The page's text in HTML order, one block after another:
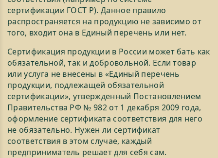
сертификации ГОСТ Р). Данное правило
распространяется на продукцию не зависимо от
того, входит она в Единый перечень или нет.
Сертификация продукции в России может бать как
обязательной, так и добровольной. Если товар
или услуга не внесены в «Единый перечень
продукции, подлежащей обязательной
сертификации», утвержденный Постановлением
Правительства РФ № 982 от 1 декабря 2009 года,
оформление сертификата соответствия для него
не обязательно. Нужен ли сертификат
соответствия в этом случае, каждый
предприниматель решает для себя сам.